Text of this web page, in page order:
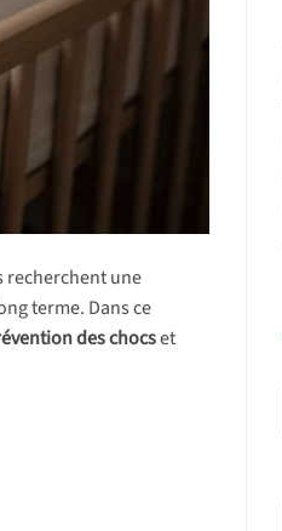
recherchent une
terme. Dans ce
des chocset